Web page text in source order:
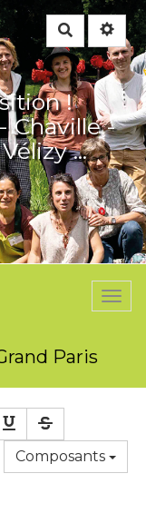
Rechercher
!
Chaville -
...
Paris
Composants